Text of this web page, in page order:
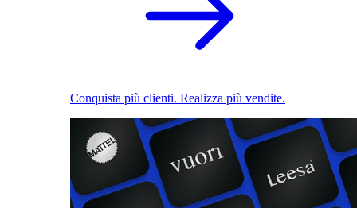
Conquista più clienti. Realizza più vendite.